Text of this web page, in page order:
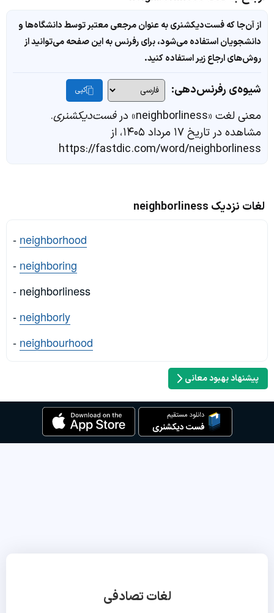
از آن‌جا که فست‌دیکشنری به عنوان مرجعی معتبر توسط دانشگاه‌ها و
دانشجویان استفاده می‌شود، برای رفرنس به این صفحه می‌توانید از
روش‌های ارجاع زیر استفاده کنید.
شیوه‌ی رفرنس‌دهی: کپی
معنی لغت «neighborliness» در فست‌دیکشنری.
مشاهده در تاریخ ۱۷ مرداد ۱۴۰۵، از
https://fastdic.com/word/neighborliness
لغات نزدیک neighborliness
- neighborhood
- neighboring
- neighborliness
- neighborly
- neighbourhood
پیشنهاد بهبود معانی
لغات تصادفی